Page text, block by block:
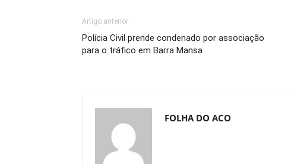
Artigo anterior
Polícia Civil prende condenado por associação
para o tráfico em Barra Mansa
FOLHA DO ACO